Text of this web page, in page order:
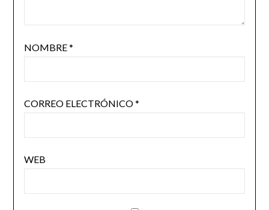
NOMBRE*
CORREO ELECTRÓNICO*
WEB